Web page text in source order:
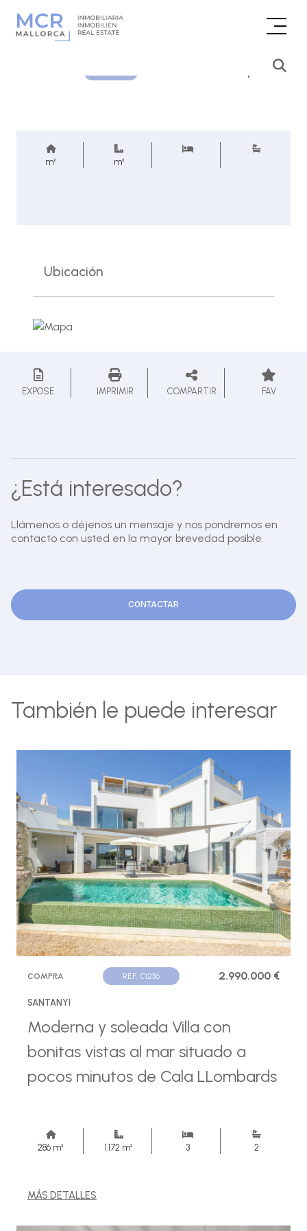
Consultar precio
m² m²
Ubicación
EXPOSE IMPRIMIR COMPARTIR FAV
¿Está interesado?
Llámenos o déjenos un mensaje y nos pondremos en
contacto con usted en la mayor brevedad posible.
CONTACTAR
También le puede interesar
COMPRA REF. C1236 2.990.000 €
SANTANYI
Moderna y soleada Villa con
bonitas vistas al mar situado a
pocos minutos de Cala LLombards
286 m² 1.172 m² 3 2
MÁS DETALLES